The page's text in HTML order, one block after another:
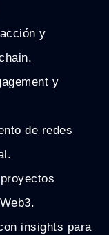
y
y
de redes
insights para